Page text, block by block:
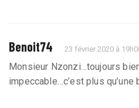
Benoit74 23 février 2020 à
Monsieur Nzonzi…toujours
impeccable…c’est plus qu’une